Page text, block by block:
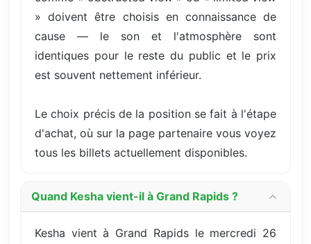
» doivent être choisis en connaissance de
cause — le son et l'atmosphère sont
identiques pour le reste du public et le prix
est souvent nettement inférieur.
Le choix précis de la position se fait à l'étape
d'achat, où sur la page partenaire vous voyez
tous les billets actuellement disponibles.
Quand Kesha vient-il à Grand Rapids ?
Kesha vient à Grand Rapids le mercredi 26